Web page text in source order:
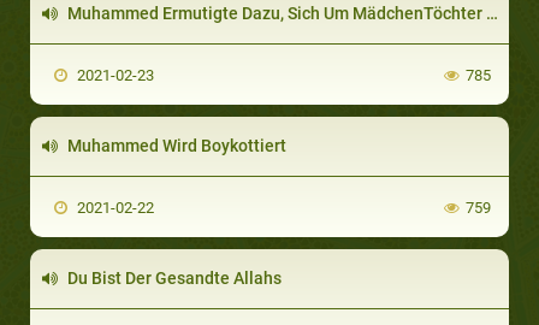
Muhammed Ermutigte Dazu, Sich Um MädchenTöchter Zu Kümmern
2021-02-23 785
Muhammed Wird Boykottiert
2021-02-22 759
Du Bist Der Gesandte Allahs